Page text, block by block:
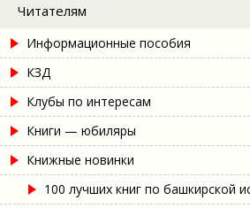
Читателям
Информационные пособия
КЗД
Клубы по интересам
Книги — юбиляры
Книжные новинки
100 лучших книг по башкирской